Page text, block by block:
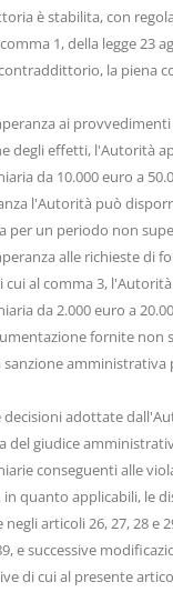
è stabilita, con
1, della legge 23
la piena
ai
degli effetti, l'Autorità
da 10.000 euro a
l'Autorità può
per un periodo non
alle richieste di
al comma 3,
da 2.000 euro a
fornite non
amministrativa
decisioni adottate
del giudice
conseguenti alle
in quanto applicabili, le
negli articoli 26, 27, 28 e
e successive
di cui al presente